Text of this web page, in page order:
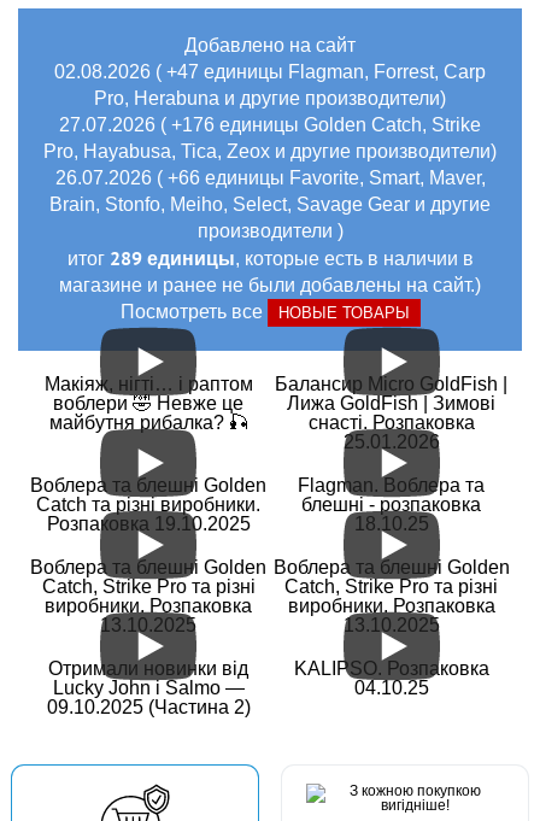
Добавлено на сайт
02.08.2026 ( +47 единицы Flagman, Forrest, Carp
Pro, Herabuna и другие производители)
27.07.2026 ( +176 единицы Golden Catch, Strike
Pro, Hayabusa, Tica, Zeox и другие производители)
26.07.2026 ( +66 единицы Favorite, Smart, Maver,
Brain, Stonfo, Meiho, Select, Savage Gear и другие
производители )
итог 289 единицы, которые есть в наличии в
магазине и ранее не были добавлены на сайт.)
Посмотреть все
НОВЫЕ ТОВАРЫ
Макіяж, нігті… і раптом
воблери 🤣 Невже це
майбутня рибалка? 🎣
Балансир Micro GoldFish |
Лижа GoldFish | Зимові
снасті. Розпаковка
25.01.2026
Воблера та блешні Golden
Catch та різні виробники.
Розпаковка 19.10.2025
Flagman. Воблера та
блешні - розпаковка
18.10.25
Воблера та блешні Golden
Catch, Strike Pro та різні
виробники. Розпаковка
13.10.2025
Воблера та блешні Golden
Catch, Strike Pro та різні
виробники. Розпаковка
13.10.2025
Отримали новинки від
Lucky John і Salmo —
09.10.2025 (Частина 2)
KALIPSO. Розпаковка
04.10.25